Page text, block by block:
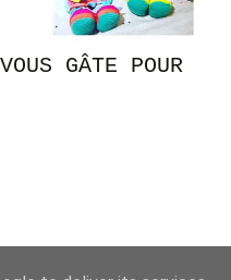
GÂTE POUR